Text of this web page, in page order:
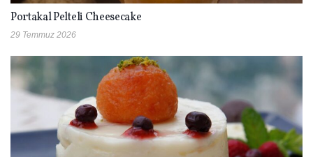
Portakal Pelteli Cheesecake
29 Temmuz 2026